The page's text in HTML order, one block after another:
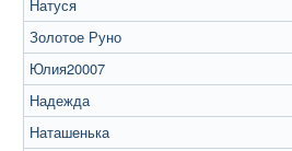
Натуся
Золотое Руно
Юлия20007
Надежда
Наташенька